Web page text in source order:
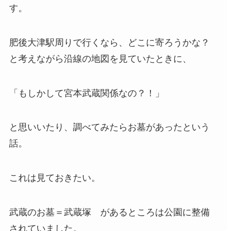
す。
肥後大津駅周りで行くなら、どこに寄ろうかな？
と考えながら沿線の地図を見ていたときに、
「もしかして宮本武蔵関係なの？！」
と思いいたり、調べてみたらお墓があったという
話。
これは見ておきたい。
武蔵のお墓＝武蔵塚 があるところは公園に整備
されていました。